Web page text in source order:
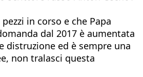
in corso e che Papa
dal 2017 è aumentata
ed è sempre una
non tralasci questa